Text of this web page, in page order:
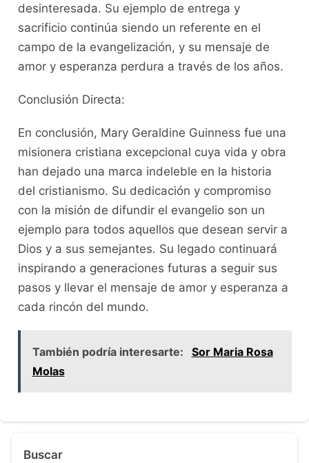
desinteresada. Su ejemplo de entrega y
sacrificio continúa siendo un referente en el
campo de la evangelización, y su mensaje de
amor y esperanza perdura a través de los años.
Conclusión Directa:
En conclusión, Mary Geraldine Guinness fue una
misionera cristiana excepcional cuya vida y obra
han dejado una marca indeleble en la historia
del cristianismo. Su dedicación y compromiso
con la misión de difundir el evangelio son un
ejemplo para todos aquellos que desean servir a
Dios y a sus semejantes. Su legado continuará
inspirando a generaciones futuras a seguir sus
pasos y llevar el mensaje de amor y esperanza a
cada rincón del mundo.
También podría interesarte:
Sor Maria Rosa
Molas
Buscar